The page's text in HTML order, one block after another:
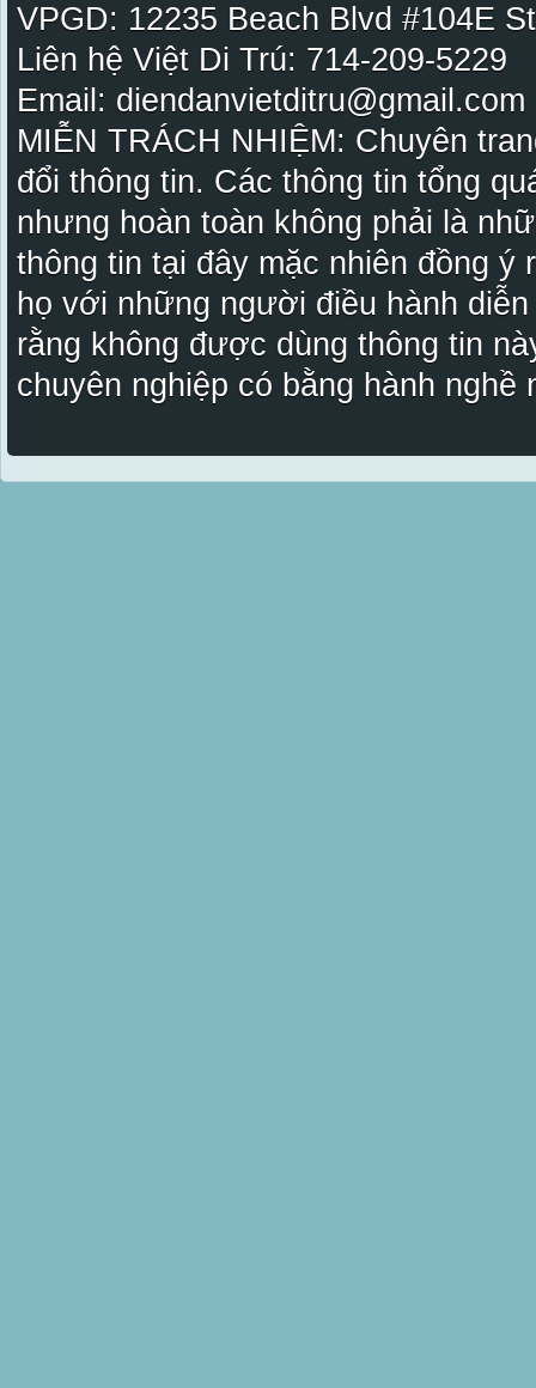
VPGD: 12235 Beach Blvd #104E
Liên hệ Việt Di Trú: 714-209-5229
Email:
MIỄN TRÁCH NHIỆM: Chuyên
đổi thông tin. Các thông tin tổng
nhưng hoàn toàn không phải là
thông tin tại đây mặc nhiên đồng ý
họ với những người điều hành
rằng không được dùng thông tin
chuyên nghiệp có bằng hành